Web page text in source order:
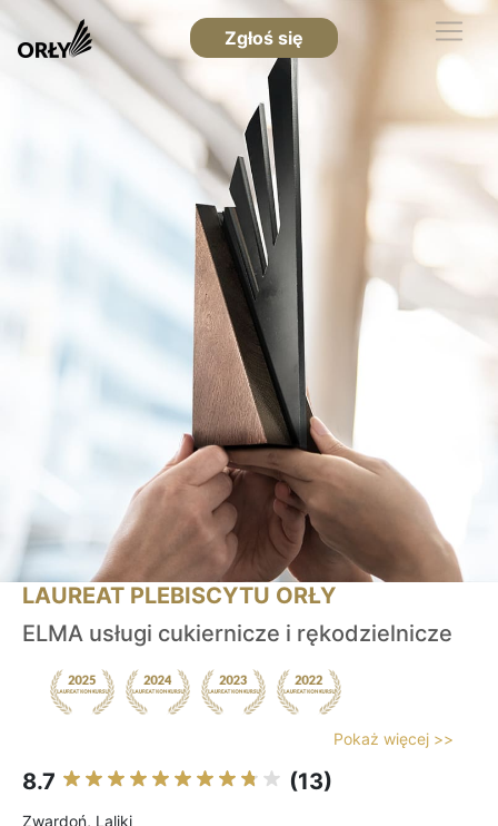
Zgłoś się
LAUREAT PLEBISCYTU ORŁY
ELMA usługi cukiernicze i rękodzielnicze
Pokaż więcej >>
8.7 (13)
Zwardoń, Laliki